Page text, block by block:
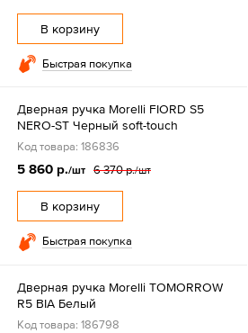
В корзину
Быстрая покупка
Дверная ручка Morelli FIORD S5
NERO-ST Черный soft-touch
Код товара: 186836
5 860 р./шт 6 370 р./шт
В корзину
Быстрая покупка
Дверная ручка Morelli TOMORROW
R5 BIA Белый
Код товара: 186798